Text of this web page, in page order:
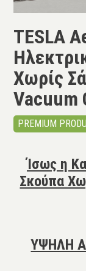
TESLA
Χωρίς
Vacuum
PREMIUM
Ίσως η
Σκούπα
ΥΨΗΛΗ